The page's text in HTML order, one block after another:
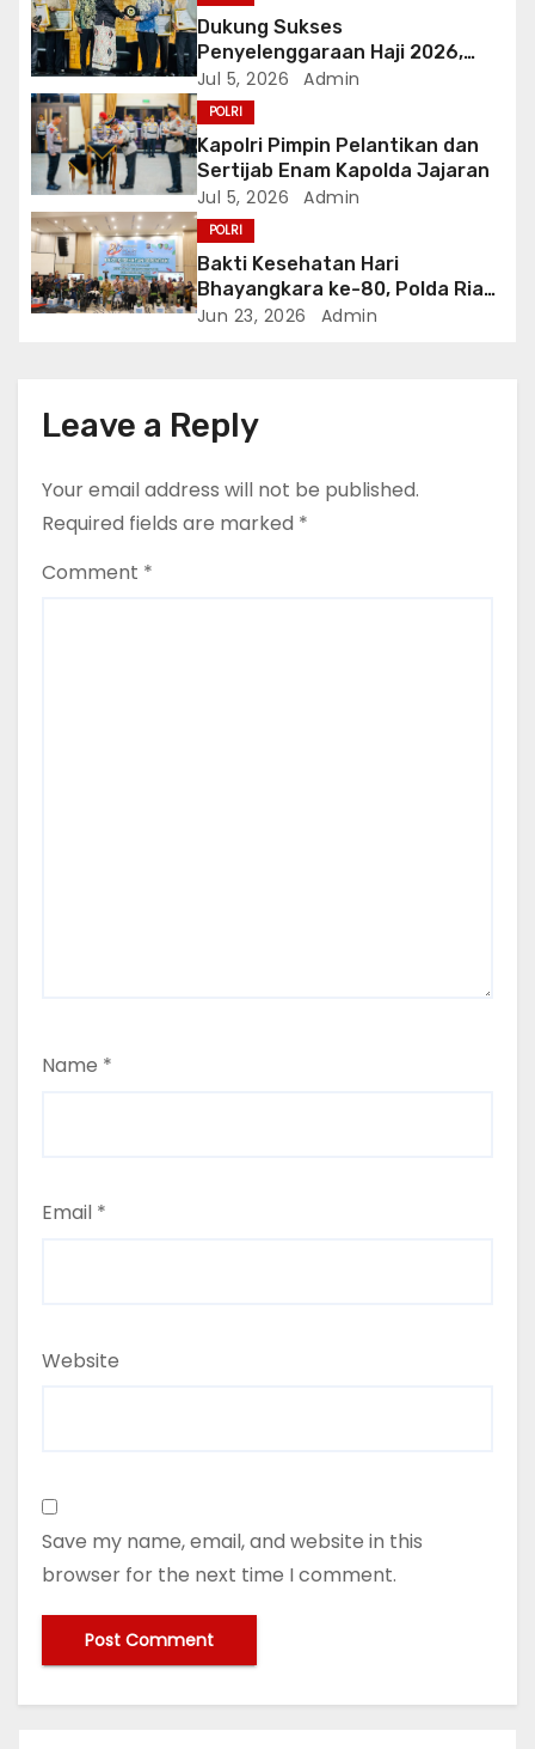
t
i
o
n
Dukung Sukses
Penyelenggaraan Haji 2026,
Polri Terima Penghargaan dari
Kementerian Haji dan Umrah RI
Jul 5, 2026 Admin
POLRI
Kapolri Pimpin Pelantikan dan
Sertijab Enam Kapolda Jajaran
Jul 5, 2026 Admin
POLRI
Bakti Kesehatan Hari
Bhayangkara ke-80, Polda Riau
Gelar 14 Layanan Medis
Jun 23, 2026 Admin
Leave a Reply
Your email address will not be published.
Required fields are marked *
Comment *
Name *
Email *
Website
Save my name, email, and website in this
browser for the next time I comment.